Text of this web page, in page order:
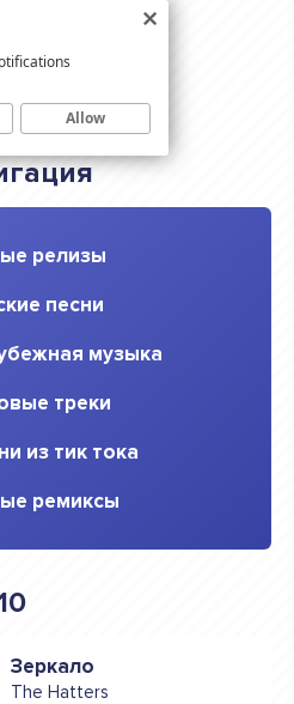
релизы
песни
музыка
треки
из тик тока
ремиксы
Зеркало
The Hatters
Allow